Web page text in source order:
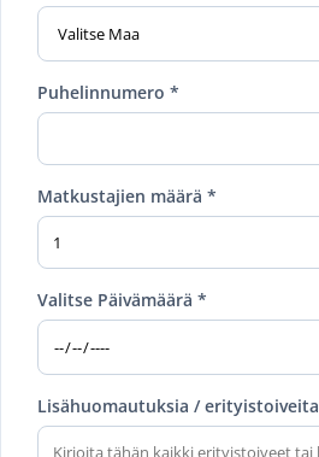
Puhelinnumero *
Matkustajien määrä *
Valitse Päivämäärä *
Lisähuomautuksia / erityistoiveita